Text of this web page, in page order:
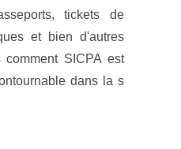
tickets de
et bien d'autres
comment SICPA est
dans la s